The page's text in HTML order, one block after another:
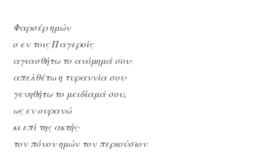
Φαρσέρ ημών
ο εν τοις Παγεροίς
αγιασθήτω το ανόμημά σου·
απελθέτω η τυραννία σου·
γενηθήτω το μειδίαμά σου,
ως εν ουρανώ
κι επί της ακτής·
τον πόνον ημών τον περιούσιον